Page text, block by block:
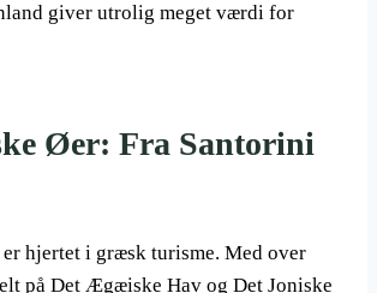
giver utrolig meget værdi for
Øer: Fra Santorini
er hjertet i græsk turisme. Med over
på Det Ægæiske Hav og Det Joniske